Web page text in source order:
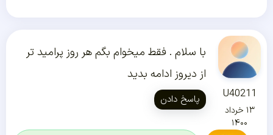
U40211
۱۳ خرداد
۱۴۰۰
با سلام . فقط میخوام بگم هر روز پرامید تر
از دیروز ادامه بدید
پاسخ دادن